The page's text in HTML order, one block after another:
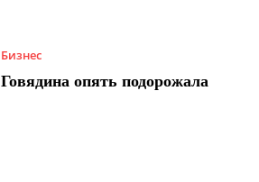
Бизнес
Говядина опять подорожала